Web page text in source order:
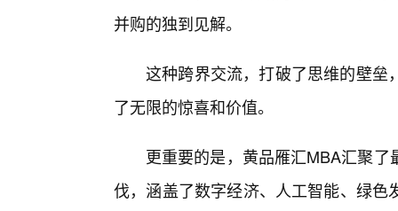
并购的独到见解。
这种跨界交流，打破了思维的壁垒
了无限的惊喜和价值。
更重要的是，黄品雁汇MBA汇聚
伐，涵盖了数字经济、人工智能、绿